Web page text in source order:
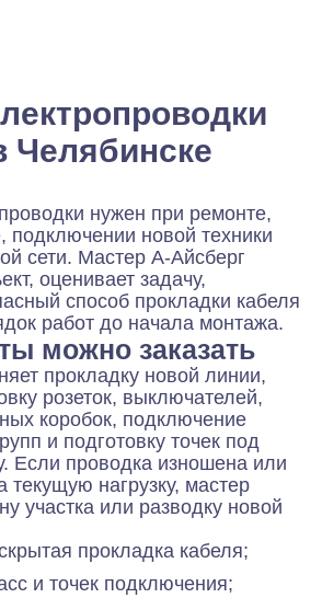
Челябинске
нужен при ремонте,
подключении новой техники
сети. Мастер А-Айсберг
оценивает задачу,
способ прокладки кабеля
работ до начала монтажа.
можно заказать
прокладку новой линии,
розеток, выключателей,
коробок, подключение
и подготовку точек под
Если проводка изношена или
текущую нагрузку, мастер
участка или разводку новой
прокладка кабеля;
и точек подключения;